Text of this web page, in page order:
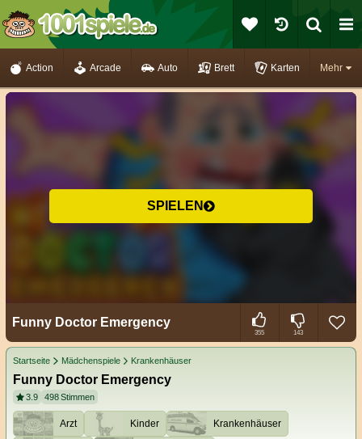
Mehr
Action Arcade Auto Brett Karten
SPIELEN
Funny Doctor Emergency
355 143
Startseite Mädchenspiele Krankenhäuser
Funny Doctor Emergency
3.9 498Stimmen
Arzt Kinder Krankenhäuser